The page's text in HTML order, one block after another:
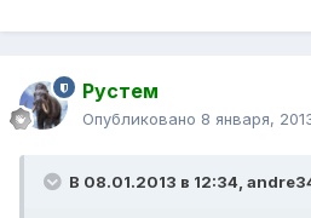
Рустем
Опубликовано 8 января,
В 08.01.2013 в 12:34,